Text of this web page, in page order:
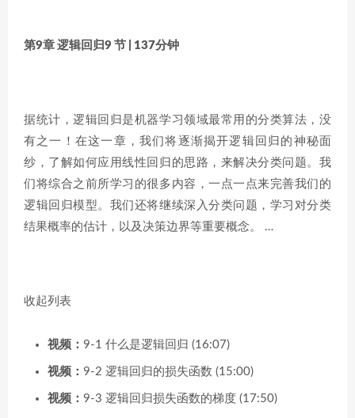
第9章 逻辑回归9 节 | 137分钟
据统计，逻辑回归是机器学习领域最常用的分类算法，没
有之一！在这一章，我们将逐渐揭开逻辑回归的神秘面
纱，了解如何应用线性回归的思路，来解决分类问题。我
们将综合之前所学习的很多内容，一点一点来完善我们的
逻辑回归模型。我们还将继续深入分类问题，学习对分类
结果概率的估计，以及决策边界等重要概念。 …
收起列表
视频： 9-1 什么是逻辑回归 (16:07)
视频： 9-2 逻辑回归的损失函数 (15:00)
视频： 9-3 逻辑回归损失函数的梯度 (17:50)